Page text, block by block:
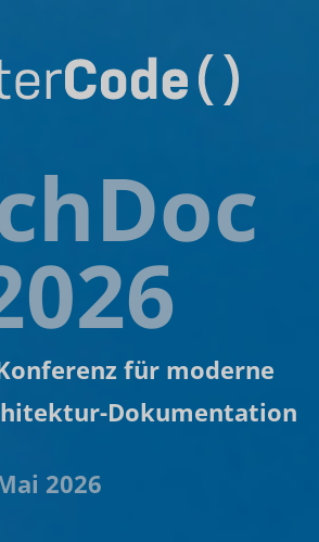
für moderne
Dokumentation
2026